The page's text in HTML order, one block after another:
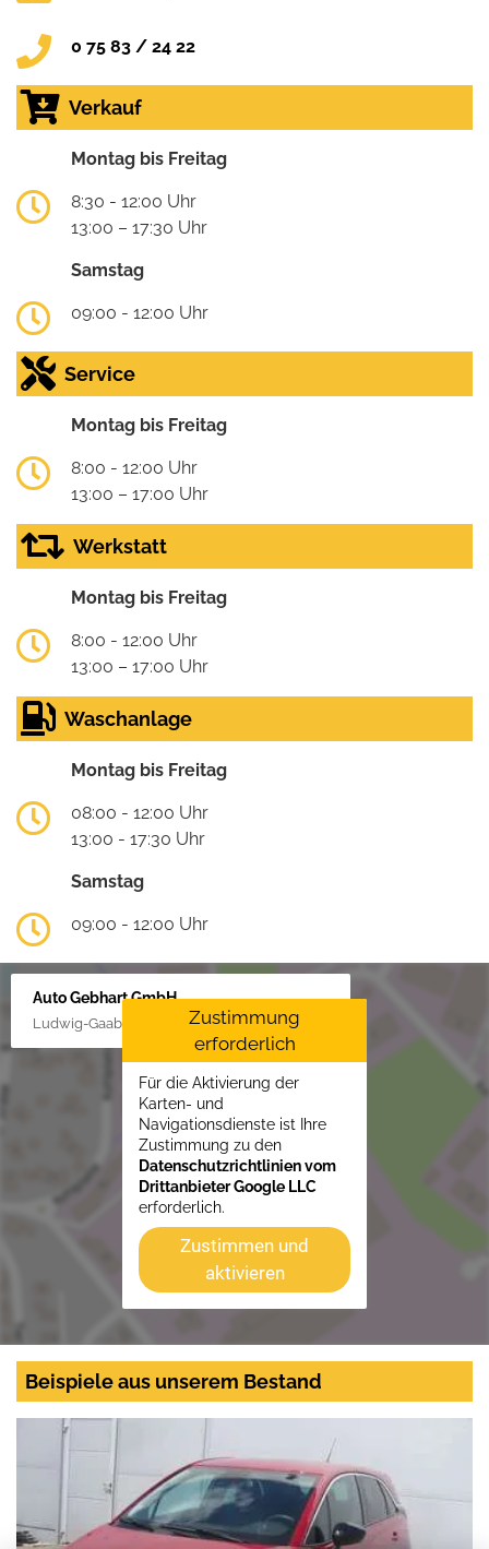
0 75 83 / 24 22
Verkauf
Montag bis Freitag
8:30 - 12:00 Uhr
13:00 – 17:30 Uhr
Samstag
09:00 - 12:00 Uhr
Service
Montag bis Freitag
8:00 - 12:00 Uhr
13:00 – 17:00 Uhr
Werkstatt
Montag bis Freitag
8:00 - 12:00 Uhr
13:00 – 17:00 Uhr
Waschanlage
Montag bis Freitag
08:00 - 12:00 Uhr
13:00 - 17:30 Uhr
Samstag
09:00 - 12:00 Uhr
Auto Gebhart GmbH
Ludwig-Gaab-Str. 4, 88427 Bad Schussenried
Zustimmung
erforderlich
Für die Aktivierung der
Karten- und
Navigationsdienste ist Ihre
Zustimmung zu den
Datenschutzrichtlinien vom
Drittanbieter Google LLC
erforderlich.
Zustimmen und
aktivieren
Beispiele aus unserem Bestand